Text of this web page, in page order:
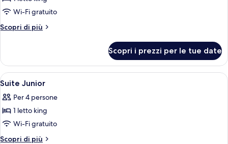
per
Suite
Wi-Fi gratuito
Scopri di più
Altri
Junior,
terrazzo
Scopri i prezzi per le tue date
Apri
tutte
le
foto
per
Suite
Una camera d'hotel con un letto
4
Suite Junior
Per 4 persone
1 letto king
Wi-Fi gratuito
Scopri di più
Altri